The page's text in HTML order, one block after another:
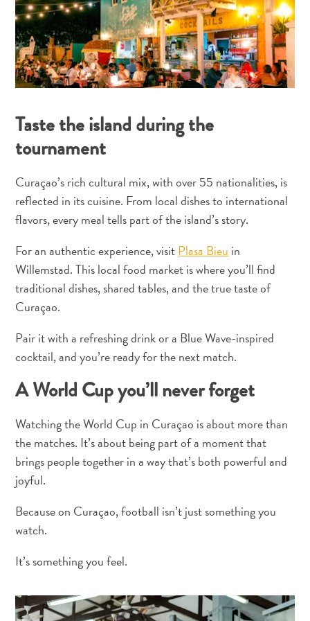
&
gastronomia
Familiar
Mergulho
Planeje
sua
The
Blue
hotéis
Boho
restaurantes
de
arte:
meu
guia
criativo
de
Curaçao
Taste the island during the
tournament
Curaçao’s rich cultural mix, with over 55 nationalities, is
reflected in its cuisine. From local dishes to international
flavors, every meal tells part of the island’s story.
For an authentic experience, visitPlasa Bieuin
Willemstad. This local food market is where you’ll find
traditional dishes, shared tables, and the true taste of
Curaçao.
Pair it with a refreshing drink or a Blue Wave-inspired
cocktail, and you’re ready for the next match.
A World Cup you’ll never forget
Watching the World Cup in Curaçao is about more than
the matches. It’s about being part of a moment that
brings people together in a way that’s both powerful and
joyful.
Because on Curaçao, football isn’t just something you
watch.
It’s something you feel.